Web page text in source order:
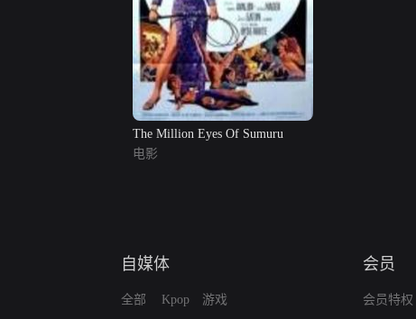
The Million Eyes Of Sumuru
电影
自媒体
全部 Kpop 游戏
会员
会员特权